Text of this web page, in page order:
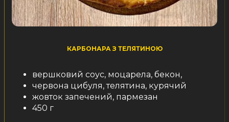
КАРБОНАРА З ТЕЛЯТИНОЮ
вершковий соус, моцарела, бекон,
червона цибуля, телятина, курячий
жовток запечений, пармезан
450 г